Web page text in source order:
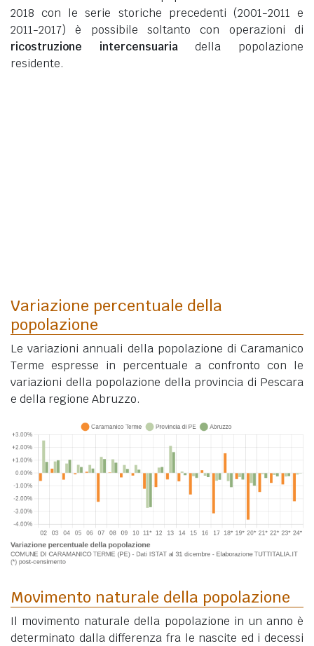
2018 con le serie storiche precedenti (2001-2011 e
2011-2017) è possibile soltanto con operazioni di
ricostruzione intercensuariadella popolazione
residente.
Variazione percentuale della
popolazione
Le variazioni annuali della popolazione di Caramanico
Terme espresse in percentuale a confronto con le
variazioni della popolazione della provincia di Pescara
e della regione Abruzzo.
Movimento naturale della popolazione
Il movimento naturale della popolazione in un anno è
determinato dalla differenza fra le nascite ed i decessi